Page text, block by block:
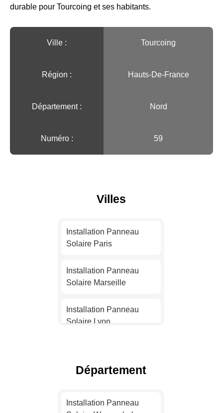
durable pour Tourcoing et ses habitants.
Ville :️ Tourcoing
Région :️ Hauts-De-France
Département : Nord
Numéro : 59
Villes
Installation Panneau
Solaire Paris
Installation Panneau
Solaire Marseille
Installation Panneau
Solaire Lyon
Solaire Nice
Département
Installation Panneau